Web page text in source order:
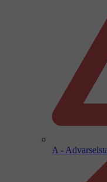
A -